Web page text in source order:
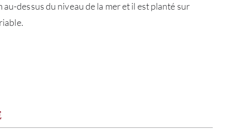
au-dessus du niveau de la mer et il est planté sur